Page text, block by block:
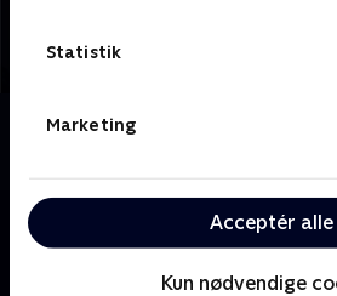
Statistik
Marketing
Acceptér alle
Kun nødvendige
Om TV 2 Kosmopol
Kanaler